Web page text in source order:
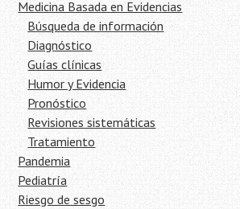
Medicina Basada en Evidencias
Búsqueda de información
Diagnóstico
Guías clínicas
Humor y Evidencia
Pronóstico
Revisiones sistemáticas
Tratamiento
Pandemia
Pediatría
Riesgo de sesgo